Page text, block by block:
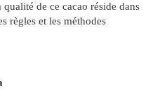
de ce cacao réside dans
règles et les méthodes